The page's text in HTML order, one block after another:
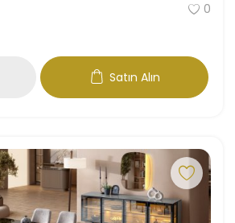
0
Satın Alın